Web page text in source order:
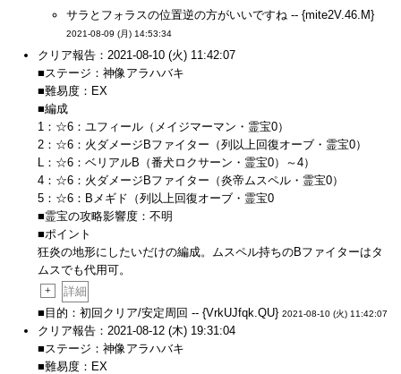
サラとフォラスの位置逆の方がいいですね -- {mite2V.46.M}
2021-08-09 (月) 14:53:34
クリア報告：2021-08-10 (火) 11:42:07
■ステージ：神像アラハバキ
■難易度：EX
■編成
1：☆6：ユフィール（メイジマーマン・霊宝0）
2：☆6：火ダメージBファイター（列以上回復オーブ・霊宝0）
L：☆6：ベリアルB（番犬ロクサーン・霊宝0）～4）
4：☆6：火ダメージBファイター（炎帝ムスペル・霊宝0）
5：☆6：Bメギド（列以上回復オーブ・霊宝0
■霊宝の攻略影響度：不明
■ポイント
狂炎の地形にしたいだけの編成。ムスペル持ちのBファイターはタ
ムスでも代用可。
+
詳細
■目的：初回クリア/安定周回 -- {VrkUJfqk.QU} 2021-08-10 (火) 11:42:07
クリア報告：2021-08-12 (木) 19:31:04
■ステージ：神像アラハバキ
■難易度：EX